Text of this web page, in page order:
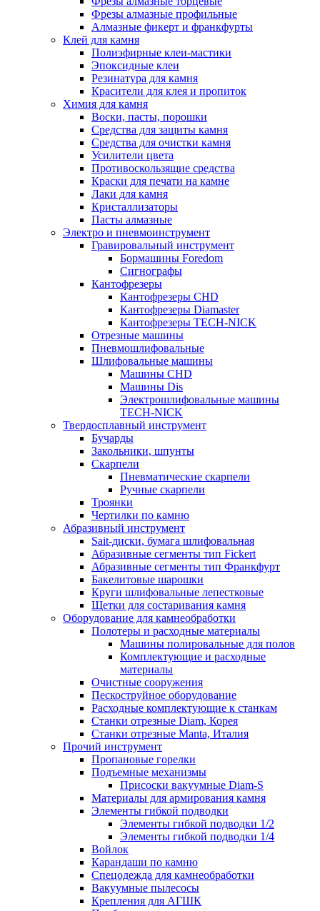
Фрезы алмазные профильные
Алмазные фикерт и франкфурты
Клей для камня
Полиэфирные клеи-мастики
Эпоксидные клеи
Резинатура для камня
Красители для клея и пропиток
Химия для камня
Воски, пасты, порошки
Средства для защиты камня
Средства для очистки камня
Усилители цвета
Противоскользящие средства
Краски для печати на камне
Лаки для камня
Кристаллизаторы
Пасты алмазные
Электро и пневмоинструмент
Гравировальный инструмент
Бормашины Foredom
Сигнографы
Кантофрезеры
Кантофрезеры CHD
Кантофрезеры Diamaster
Кантофрезеры TECH-NICK
Отрезные машины
Пневмошлифовальные
Шлифовальные машины
Машины CHD
Машины Dis
Электрошлифовальные машины
TECH-NICK
Твердосплавный инструмент
Бучарды
Закольники, шпунты
Скарпели
Пневматические скарпели
Ручные скарпели
Троянки
Чертилки по камню
Абразивный инструмент
Sait-диски, бумага шлифовальная
Абразивные сегменты тип Fickert
Абразивные сегменты тип Франкфурт
Бакелитовые шарошки
Круги шлифовальные лепестковые
Щетки для состаривания камня
Оборудование для камнеобработки
Полотеры и расходные материалы
Машины полировальные для полов
Комплектующие и расходные
материалы
Очистные сооружения
Пескоструйное оборудование
Расходные комплектующие к станкам
Станки отрезные Diam, Корея
Станки отрезные Manta, Италия
Прочий инструмент
Пропановые горелки
Подъeмные механизмы
Присоски вакуумные Diam-S
Материалы для армирования камня
Элементы гибкой подводки
Элементы гибкой подводки 1/2
Элементы гибкой подводки 1/4
Войлок
Карандаши по камню
Спецодежда для камнеобработки
Вакуумные пылесосы
Крепления для АГШК